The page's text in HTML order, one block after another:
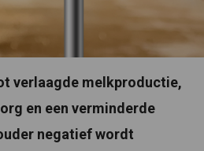
verlaagde melkproductie,
en een verminderde
negatief wordt